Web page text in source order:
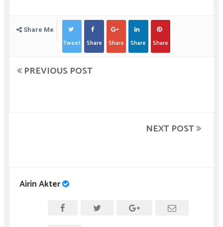
Share Me
Tweet Share Share Share Share
PREVIOUS POST
NEXT POST
Airin Akter